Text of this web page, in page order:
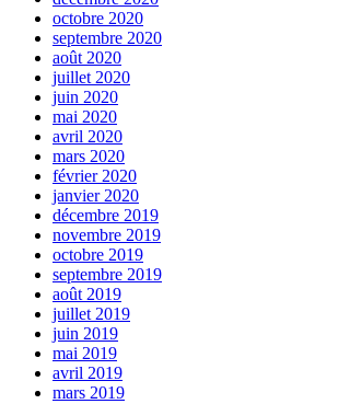
octobre 2020
septembre 2020
août 2020
juillet 2020
juin 2020
mai 2020
avril 2020
mars 2020
février 2020
janvier 2020
décembre 2019
novembre 2019
octobre 2019
septembre 2019
août 2019
juillet 2019
juin 2019
mai 2019
avril 2019
mars 2019